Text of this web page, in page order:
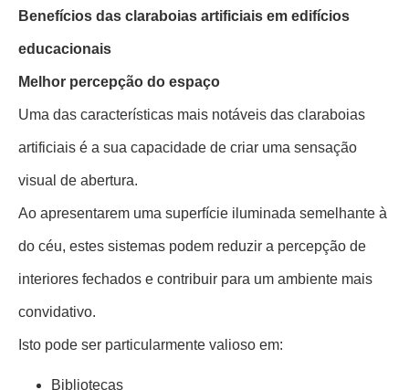
Benefícios das claraboias artificiais em edifícios
educacionais
Melhor percepção do espaço
Uma das características mais notáveis ​​das claraboias
artificiais é a sua capacidade de criar uma sensação
visual de abertura.
Ao apresentarem uma superfície iluminada semelhante à
do céu, estes sistemas podem reduzir a percepção de
interiores fechados e contribuir para um ambiente mais
convidativo.
Isto pode ser particularmente valioso em:
Bibliotecas